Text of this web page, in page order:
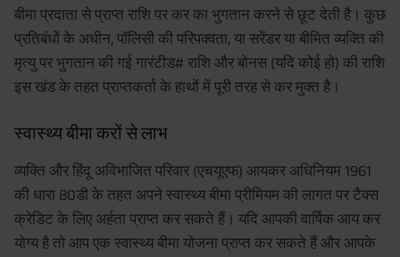
बीमा प्रदाता से प्राप्त राशि पर कर का भुगतान करने से छूट देती है। कुछ
प्रतिबंधों के अधीन, पॉलिसी की परिपक्वता, या सरेंडर या बीमित व्यक्ति की
मृत्यु पर भुगतान की गई गारंटीड# राशि और बोनस (यदि कोई हो) की राशि
इस खंड के तहत प्राप्तकर्ता के हाथों में पूरी तरह से कर मुक्त है।
स्वास्थ्य बीमा करों से लाभ
व्यक्ति और हिंदू अविभाजित परिवार (एचयूएफ) आयकर अधिनियम 1961
की धारा 80डी के तहत अपने स्वास्थ्य बीमा प्रीमियम की लागत पर टैक्स
क्रेडिट के लिए अर्हता प्राप्त कर सकते हैं। यदि आपकी वार्षिक आय कर
योग्य है तो आप एक स्वास्थ्य बीमा योजना प्राप्त कर सकते हैं और आपके